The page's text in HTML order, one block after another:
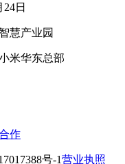
日
慧产业园
米华东总部
作
号-1营业执照